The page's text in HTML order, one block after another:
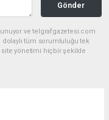
Gönder
ve telgrafgazetesi.com
dolaylı tüm sorumluluğu tek
site yönetimi hiçbir şekilde